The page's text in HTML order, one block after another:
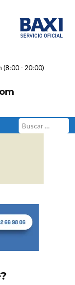
(8:00 - 20:00)
Buscar: